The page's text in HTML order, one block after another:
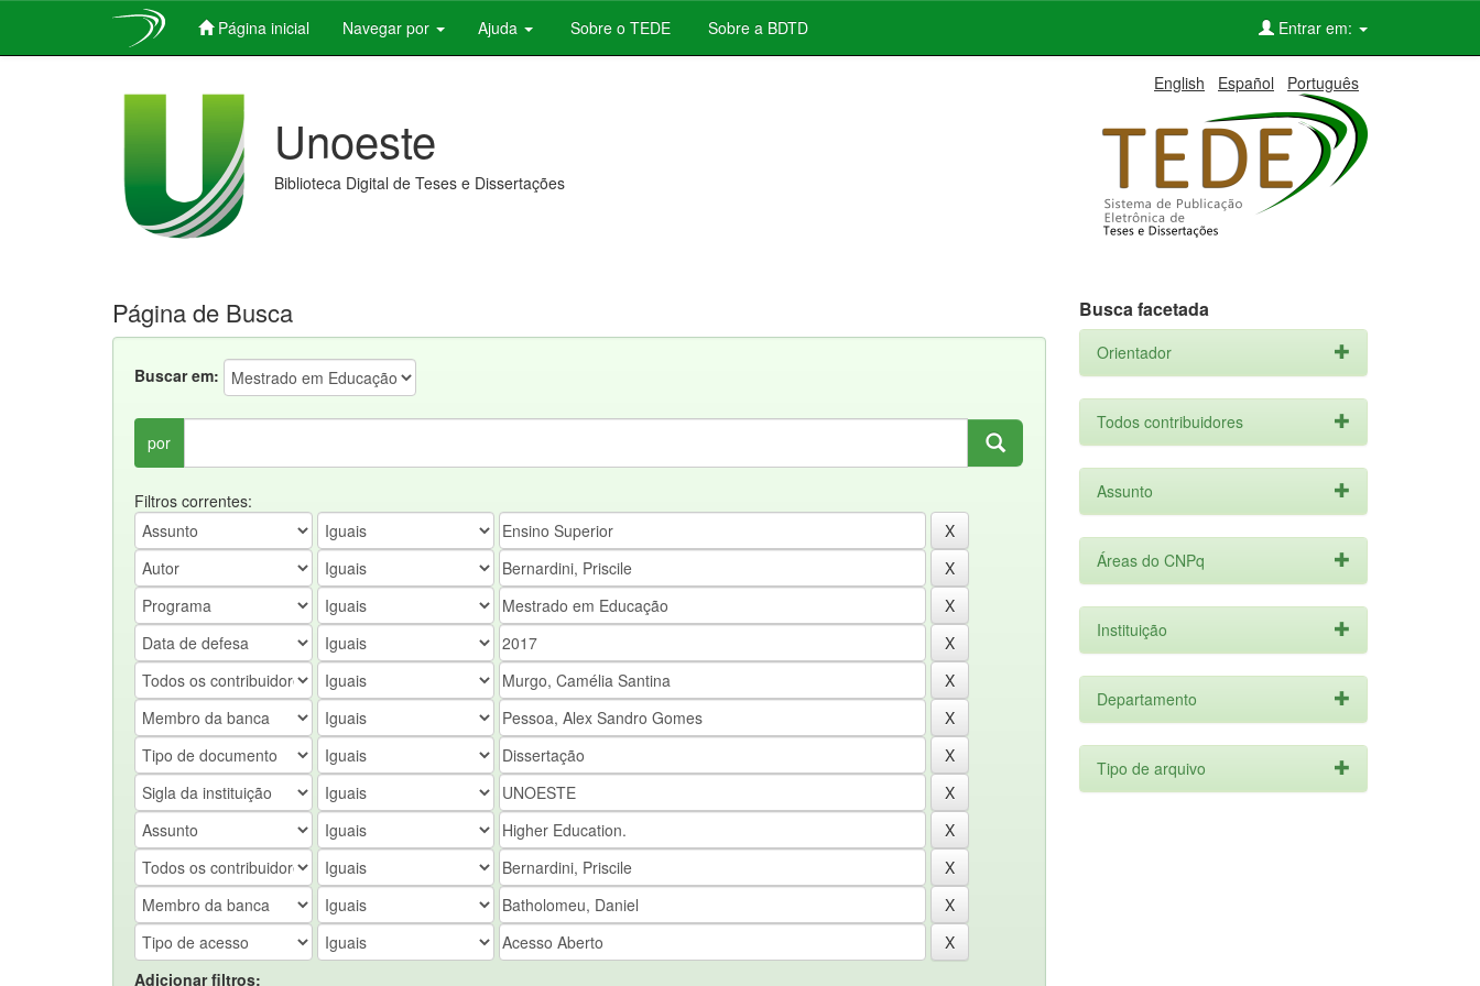
Página inicial Navegar por Ajuda Sobre o TEDE Sobre a BDTD Entrar em:
English Español Português
Unoeste
Biblioteca Digital de Teses e Dissertações
Página de Busca
Buscar em:
por
Filtros correntes:
Adicionar filtros:
Busca facetada
Orientador
Todos contribuidores
Assunto
Áreas do CNPq
Instituição
Departamento
Tipo de arquivo